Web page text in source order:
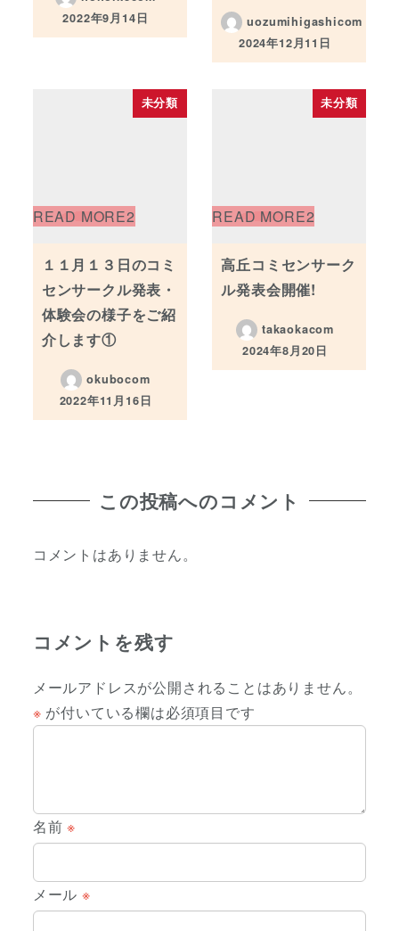
投稿日
2022年9月14日
uozumihigashicom
投稿日
2024年12月11日
未分類
１１月１３日のコミ
センサークル発表・
体験会の様子をご紹
介します①
okubocom
投稿日
2022年11月16日
未分類
高丘コミセンサーク
ル発表会開催!
takaokacom
投稿日
2024年8月20日
この投稿へのコメント
コメントはありません。
コメントを残す
メールアドレスが公開されることはありません。
※ が付いている欄は必須項目です
名前※
メール ※